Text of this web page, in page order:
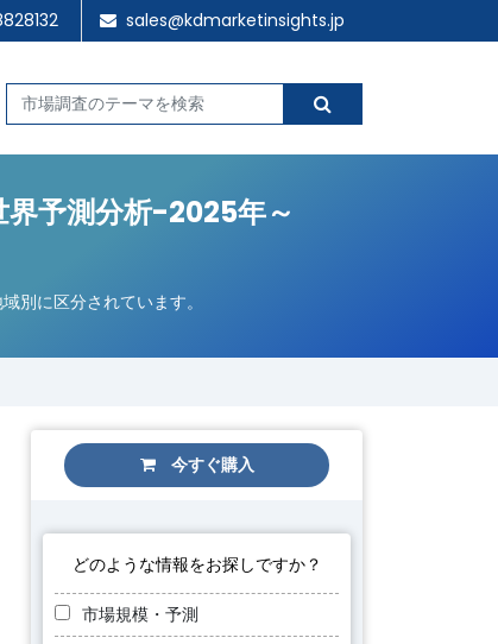
sales@kdmarketinsights.jp
予測分析-2025年～
別に区分されています。
今すぐ購入
どのような情報をお探しですか？
市場規模・予測